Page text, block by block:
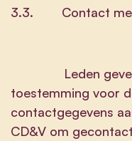
3.3. Contact met
Leden geven
toestemming voor
contactgegevens
CD&V om